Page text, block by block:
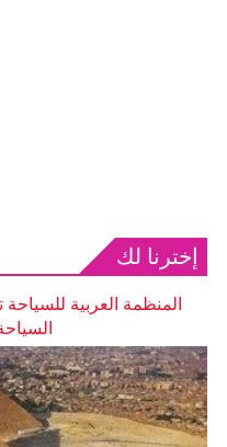
إخترنا لك
المنظمة العربية للسياحة
السياحة